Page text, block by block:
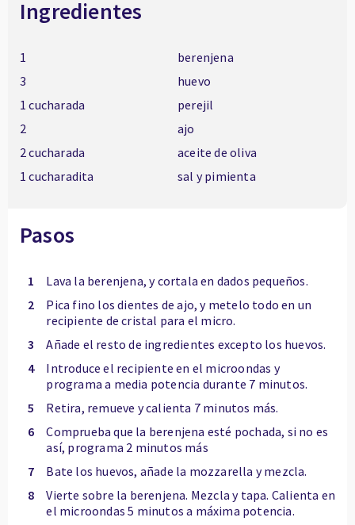
Ingredientes
1
berenjena
3
huevo
1 cucharada
perejil
2
ajo
2 cucharada
aceite de oliva
1 cucharadita
sal y pimienta
Pasos
1
Lava la berenjena, y cortala en dados pequeños.
2
Pica fino los dientes de ajo, y metelo todo en un
recipiente de cristal para el micro.
3
Añade el resto de ingredientes excepto los huevos.
4
Introduce el recipiente en el microondas y
programa a media potencia durante 7 minutos.
5
Retira, remueve y calienta 7 minutos más.
6
Comprueba que la berenjena esté pochada, si no es
así, programa 2 minutos más
7
Bate los huevos, añade la mozzarella y mezcla.
8
Vierte sobre la berenjena. Mezcla y tapa. Calienta en
el microondas 5 minutos a máxima potencia.